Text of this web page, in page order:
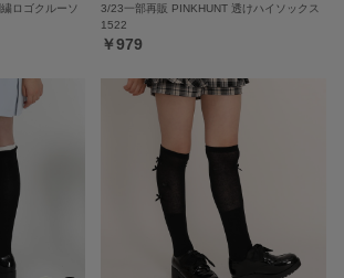
ロゴクルーソ
3/23一部再販 PINKHUNT 透けハイソックス
1522
￥979